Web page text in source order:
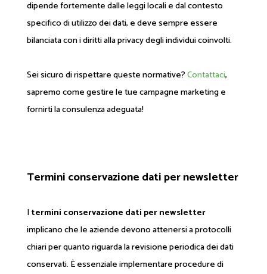
dipende fortemente dalle leggi locali e dal contesto
specifico di utilizzo dei dati, e deve sempre essere
bilanciata con i diritti alla privacy degli individui coinvolti.
Sei sicuro di rispettare queste normative?Contattaci,
sapremo come gestire le tue campagne marketing e
fornirti la consulenza adeguata!
Termini conservazione dati per newsletter
Itermini conservazione dati per newsletter
implicano che le aziende devono attenersi a protocolli
chiari per quanto riguarda la revisione periodica dei dati
conservati. È essenziale implementare procedure di